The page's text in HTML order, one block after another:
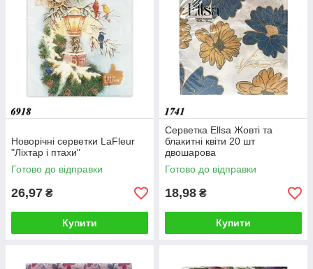
Новорічні серветки LaFleur
"Ліхтар і птахи"
Готово до відправки
26,97 ₴
Купити
Серветка Ellsa Жовті та
блакитні квіти 20 шт
двошарова
Готово до відправки
18,98 ₴
Купити